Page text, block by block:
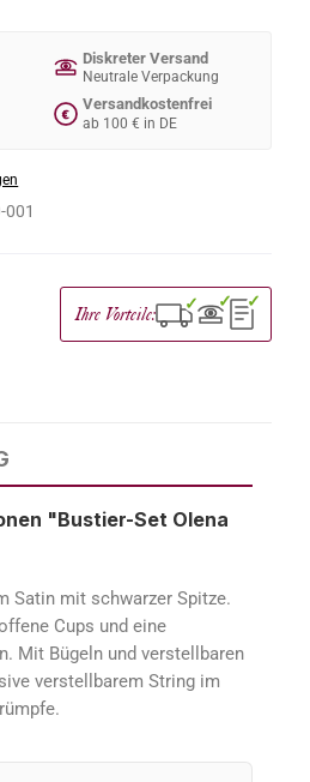
Diskreter Versand
Neutrale Verpackung
€
Versandkostenfrei
ab 100 € in DE
001
Ihre Vorteile: ✓ ✓ ✓
"Bustier-Set Olena
Satin mit schwarzer Spitze.
Cups und eine
Mit Bügeln und verstellbaren
verstellbarem String im